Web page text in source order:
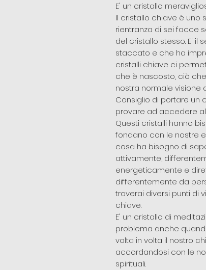
E' un cristallo
Il cristallo chiave è uno
rientranza di sei facce
del cristallo stesso. E' il
staccato e che ha
cristalli chiave ci
che è nascosto, ciò
nostra normale visione
Consiglio di portare un
provare ad accedere
Questi cristalli hanno
fondano con le nostre
cosa ha bisogno di
attivamente,
energeticamente e
differentemente da
troverai diversi punti di
chiave.
E' un cristallo di
problema anche
volta in volta il nostro
accordandosi con le
spirituali.